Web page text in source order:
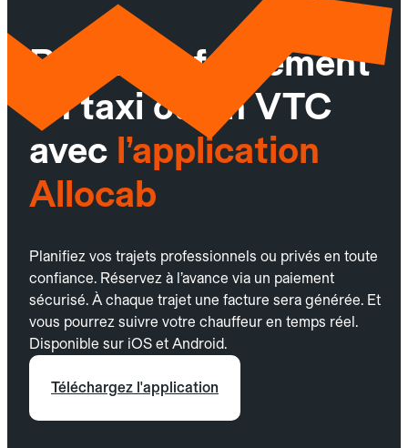
Réservez facilement
un taxi ou un VTC
avec l’application
Allocab
Planifiez vos trajets professionnels ou privés en toute
confiance. Réservez à l’avance via un paiement
sécurisé. À chaque trajet une facture sera générée. Et
vous pourrez suivre votre chauffeur en temps réel.
Disponible sur iOS et Android.
Téléchargez l'application